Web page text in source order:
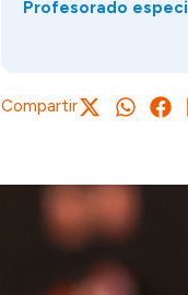
Profesorado
Compartir